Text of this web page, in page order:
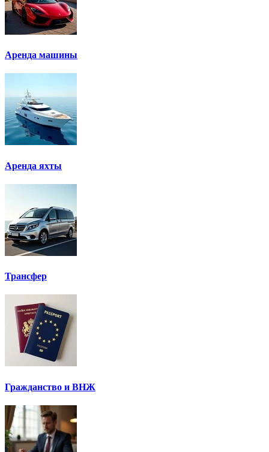
Аренда машины
Аренда яхты
Трансфер
Гражданство и ВНЖ